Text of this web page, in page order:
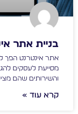
בניית אתר
אתר אינטרנט הפך
מסייעת לעסקים
והשירותים שהם
קרא עוד »